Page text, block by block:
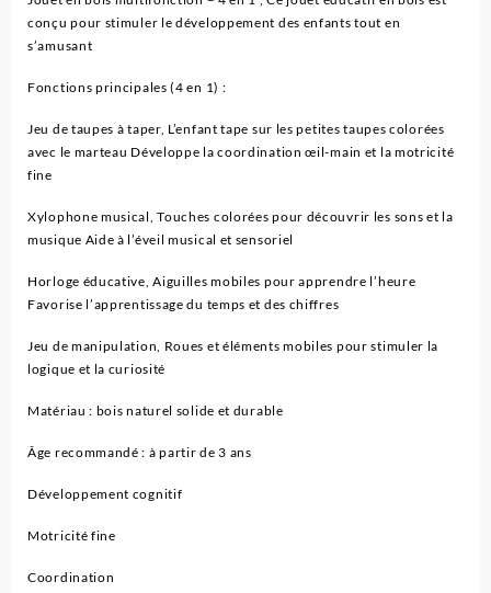
conçu pour stimuler le développement des enfants tout en
s’amusant
Fonctions principales (4 en 1) :
Jeu de taupes à taper, L’enfant tape sur les petites taupes colorées
avec le marteau Développe la coordination œil-main et la motricité
fine
Xylophone musical, Touches colorées pour découvrir les sons et la
musique Aide à l’éveil musical et sensoriel
Horloge éducative, Aiguilles mobiles pour apprendre l’heure
Favorise l’apprentissage du temps et des chiffres
Jeu de manipulation, Roues et éléments mobiles pour stimuler la
logique et la curiosité
Matériau : bois naturel solide et durable
Âge recommandé : à partir de 3 ans
Développement cognitif
Motricité fine
Coordination